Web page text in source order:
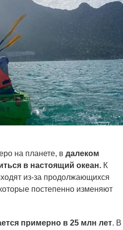
на планете, в далеком
в настоящий океан. К
из-за продолжающихся
постепенно изменяют
примерно в 25 млн лет. В